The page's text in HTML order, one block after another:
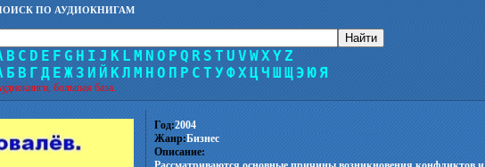
ПО АУДИОКНИГАМ
B C D E F G H I J K L M N O P Q R S T U V WXYZ
Б В Г Д Е Ж З И Й КЛ М Н О П Р С Т УФХ ЦЧ Ш Щ Э ЮЯ
большая база.
Год:2004
Жанр:Бизнес
Описание: